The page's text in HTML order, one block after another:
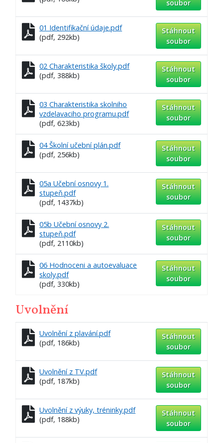
soubor
01 Identifikační údaje.pdf
(pdf, 292kb)
Stáhnout
soubor
02 Charakteristika školy.pdf
(pdf, 388kb)
Stáhnout
soubor
03 Charakteristika skolniho
vzdelavaciho programu.pdf
(pdf, 623kb)
Stáhnout
soubor
04 Školní učební plán.pdf
(pdf, 256kb)
Stáhnout
soubor
05a Učební osnovy 1.
stupeň.pdf
(pdf, 1437kb)
Stáhnout
soubor
05b Učební osnovy 2.
stupeň.pdf
(pdf, 2110kb)
Stáhnout
soubor
06 Hodnoceni a autoevaluace
skoly.pdf
(pdf, 330kb)
Stáhnout
soubor
Uvolnění
Uvolnění z plavání.pdf
(pdf, 186kb)
Stáhnout
soubor
Uvolnění z TV.pdf
(pdf, 187kb)
Stáhnout
soubor
Uvolnění z výuky, tréninky.pdf
(pdf, 188kb)
Stáhnout
soubor